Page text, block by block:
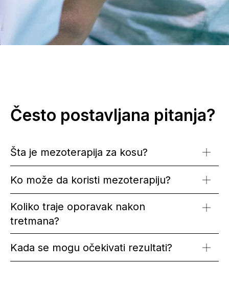
Često postavljana pitanja?
Šta je mezoterapija za kosu?
Ko može da koristi mezoterapiju?
Koliko traje oporavak nakon
tretmana?
Kada se mogu očekivati rezultati?